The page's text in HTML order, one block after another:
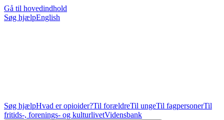
Gå til hovedindhold
Søg hjælpEnglish
Søg hjælpHvad er opioider?Til forældreTil ungeTil fagpersonerTil
fritids-, forenings- og kulturlivetVidensbank